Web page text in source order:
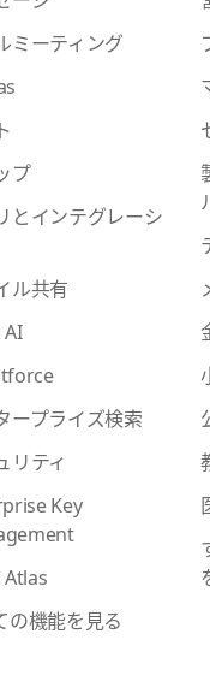
ミーティング
プ
とインテグレーシ
ル共有
AI
ープライズ検索
リティ
Key
Atlas
の機能を見る